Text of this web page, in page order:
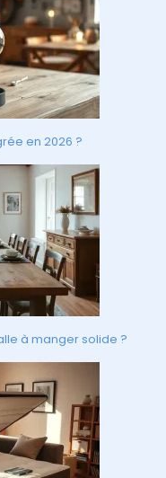
en 2026 ?
à manger solide ?